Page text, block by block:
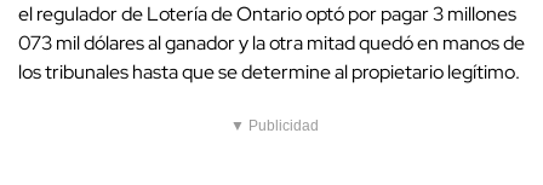
el regulador de Lotería de Ontario optó por pagar 3 millones
073 mil dólares al ganador y la otra mitad quedó en manos de
los tribunales hasta que se determine al propietario legítimo.
▼ Publicidad